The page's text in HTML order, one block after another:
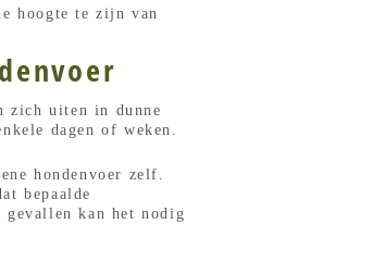
hoogte te zijn van
zich uiten in dunne
dagen of weken.
hondenvoer zelf.
bepaalde
kan het nodig